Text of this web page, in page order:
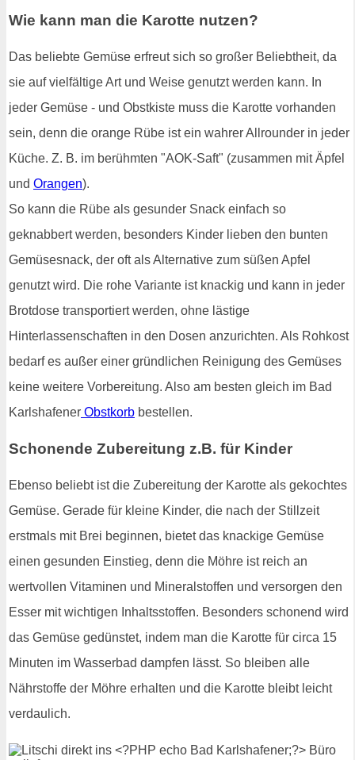
Wie kann man die Karotte nutzen?
Das beliebte Gemüse erfreut sich so großer Beliebtheit, da
sie auf vielfältige Art und Weise genutzt werden kann. In
jeder Gemüse - und Obstkiste muss die Karotte vorhanden
sein, denn die orange Rübe ist ein wahrer Allrounder in jeder
Küche. Z. B. im berühmten "AOK-Saft" (zusammen mit Äpfel
und Orangen).
So kann die Rübe als gesunder Snack einfach so
geknabbert werden, besonders Kinder lieben den bunten
Gemüsesnack, der oft als Alternative zum süßen Apfel
genutzt wird. Die rohe Variante ist knackig und kann in jeder
Brotdose transportiert werden, ohne lästige
Hinterlassenschaften in den Dosen anzurichten. Als Rohkost
bedarf es außer einer gründlichen Reinigung des Gemüses
keine weitere Vorbereitung. Also am besten gleich im Bad
Karlshafener Obstkorb bestellen.
Schonende Zubereitung z.B. für Kinder
Ebenso beliebt ist die Zubereitung der Karotte als gekochtes
Gemüse. Gerade für kleine Kinder, die nach der Stillzeit
erstmals mit Brei beginnen, bietet das knackige Gemüse
einen gesunden Einstieg, denn die Möhre ist reich an
wertvollen Vitaminen und Mineralstoffen und versorgen den
Esser mit wichtigen Inhaltsstoffen. Besonders schonend wird
das Gemüse gedünstet, indem man die Karotte für circa 15
Minuten im Wasserbad dampfen lässt. So bleiben alle
Nährstoffe der Möhre erhalten und die Karotte bleibt leicht
verdaulich.